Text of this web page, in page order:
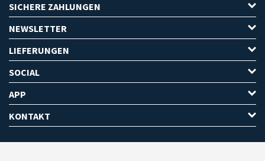
SICHERE ZAHLUNGEN
NEWSLETTER
LIEFERUNGEN
SOCIAL
APP
KONTAKT